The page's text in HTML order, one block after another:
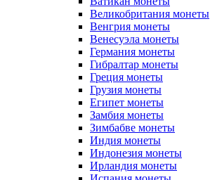
Великобритания монеты
Венгрия монеты
Венесуэла монеты
Германия монеты
Гибралтар монеты
Греция монеты
Грузия монеты
Египет монеты
Замбия монеты
Зимбабве монеты
Индия монеты
Индонезия монеты
Ирландия монеты